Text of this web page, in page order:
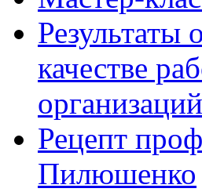
Результаты
качестве
организаций
Рецепт
Пилюшенко